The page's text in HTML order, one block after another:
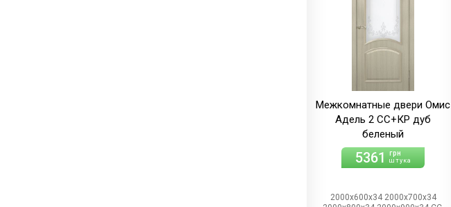
Межкомнатные двери Омис
Адель 2 СС+КР дуб
беленый
5361 грн
штука
2000х600х34 2000х700х34